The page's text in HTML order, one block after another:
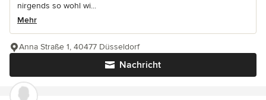
nirgends so wohl wi...
Mehr
Nachricht
Anna Straße 1, 40477 Düsseldorf